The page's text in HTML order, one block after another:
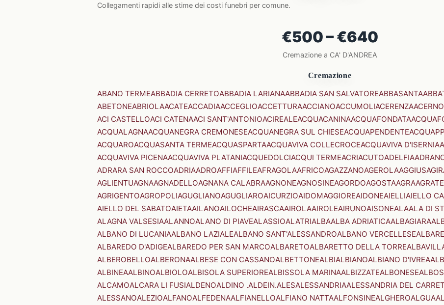
Collegamenti rapidi alle stime dei costi funebri per comune.
€500 – €640
Cremazione a CA' D'ANDREA
Cremazione
ABANO TERMEABBADIA CERRETOABBADIA LARIANAABBADIA SAN SALVATOREABBASANTA
ABETONEABRIOLAACATEACCADIAACCEGLIOACCETTURAACCIANOACCUMOLIACERENZAACERNO
ACI CASTELLOACI CATENAACI SANT'ANTONIOACIREALEACQUACANINAACQUAFONDATA
ACQUALAGNAACQUANEGRA CREMONESEACQUANEGRA SUL CHIESEACQUAPENDENTE
ACQUAROACQUASANTA TERMEACQUASPARTAACQUAVIVA COLLECROCEACQUAVIVA D'ISERNIA
ACQUAVIVA PICENAACQUAVIVA PLATANIACQUEDOLCIACQUI TERMEACRIACUTOADELFIA
ADRARA SAN ROCCOADRIAADROAFFIAFFILEAFRAGOLAAFRICOAGAZZANOAGEROLAAGGIUS
AGLIENTUAGNAAGNADELLOAGNANA CALABRAAGNONEAGNOSINEAGORDOAGOSTAAGRA
AGRIGENTOAGROPOLIAGUGLIANOAGUGLIAROAICURZIOAIDOMAGGIOREAIDONEAIELLIAIELLO
AIELLO DEL SABATOAIETAAILANOAILOCHEAIRASCAAIROLAAIROLEAIRUNOAISONEALAALA DI
ALAGNA VALSESIAALANNOALANO DI PIAVEALASSIOALATRIALBAALBA ADRIATICAALBAGIARA
ALBANO DI LUCANIAALBANO LAZIALEALBANO SANT'ALESSANDROALBANO VERCELLESE
ALBAREDO D'ADIGEALBAREDO PER SAN MARCOALBARETOALBARETTO DELLA TORRE
ALBEROBELLOALBERONAALBESE CON CASSANOALBETTONEALBIALBIANOALBIANO D'IVREA
ALBINEAALBINOALBIOLOALBISOLA SUPERIOREALBISSOLA MARINAALBIZZATEALBONESE
ALCAMOALCARA LI FUSIALDENOALDINO .ALDEIN.ALESALESSANDRIAALESSANDRIA DEL
ALESSANOALEZIOALFANOALFEDENAALFIANELLOALFIANO NATTAALFONSINEALGHEROALGUA